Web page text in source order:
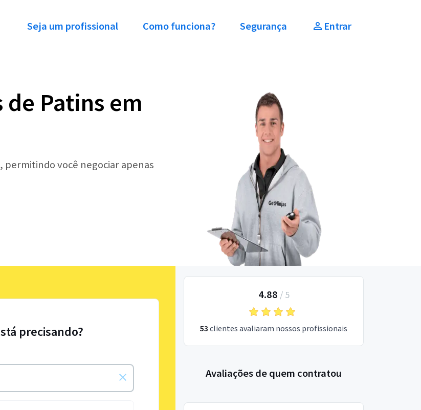
Seja um profissional Como funciona? Segurança Entrar
Patins em
permitindo você negociar apenas
precisando?
4.88 / 5
53 clientes avaliaram nossos profissionais
Avaliações de quem contratou